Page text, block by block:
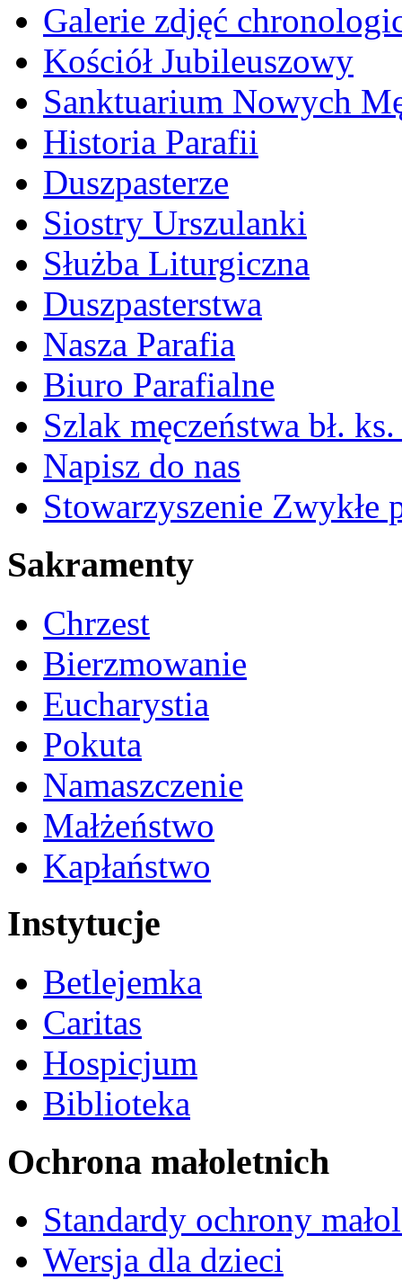
Galerie zdjęć
Kościół Jubileuszowy
Sanktuarium Nowych
Historia Parafii
Duszpasterze
Siostry Urszulanki
Służba Liturgiczna
Duszpasterstwa
Nasza Parafia
Biuro Parafialne
Szlak męczeństwa bł.
Napisz do nas
Stowarzyszenie Zwykłe
Sakramenty
Chrzest
Bierzmowanie
Eucharystia
Pokuta
Namaszczenie
Małżeństwo
Kapłaństwo
Instytucje
Betlejemka
Caritas
Hospicjum
Biblioteka
Ochrona małoletnich
Standardy ochrony
Wersja dla dzieci